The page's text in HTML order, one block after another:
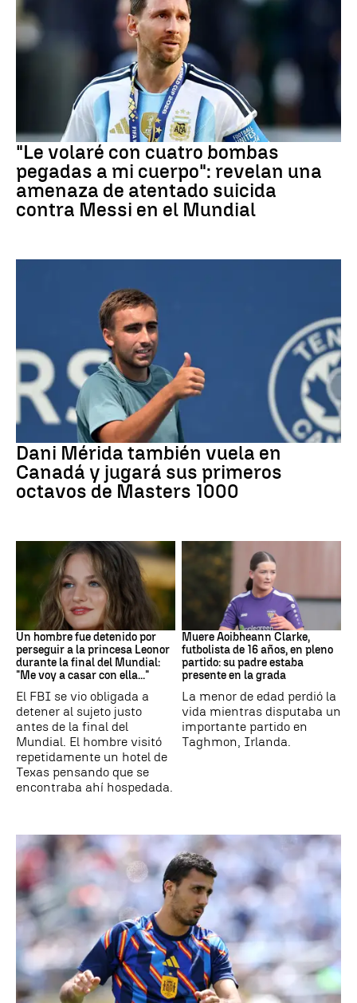
Mundial 2026
"Le volaré con cuatro bombas
pegadas a mi cuerpo": revelan una
amenaza de atentado suicida
contra Messi en el Mundial
Dani Mérida también vuela en
Canadá y jugará sus primeros
octavos de Masters 1000
Mundial 2026
Un hombre fue detenido por
perseguir a la princesa Leonor
durante la final del Mundial:
"Me voy a casar con ella..."
El FBI se vio obligada a
detener al sujeto justo
antes de la final del
Mundial. El hombre visitó
repetidamente un hotel de
Texas pensando que se
encontraba ahí hospedada.
Muere Aoibheann Clarke,
futbolista de 16 años, en pleno
partido: su padre estaba
presente en la grada
La menor de edad perdió la
vida mientras disputaba un
importante partido en
Taghmon, Irlanda.